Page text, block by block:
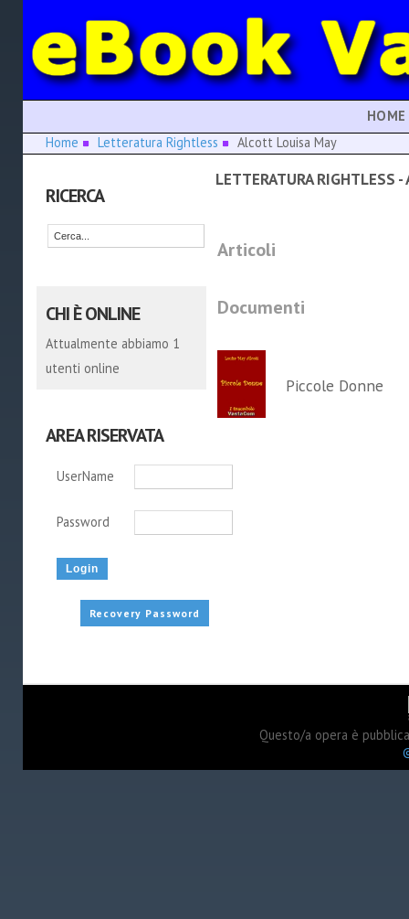
HOME
Home
Letteratura Rightless Alcott Louisa May
RICERCA
CHI È ONLINE
Attualmente abbiamo 1
utenti online
AREA RISERVATA
UserName
Password
Recovery Password
LETTERATURA RIGHTLESS -
Articoli
Documenti
Piccole Donne
Questo/a opera è